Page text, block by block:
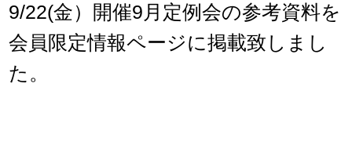
イベント案内
ご入会案内
9/22(金）開催9月定例会の参考資料を
会員限定情報ページに掲載致しまし
た。